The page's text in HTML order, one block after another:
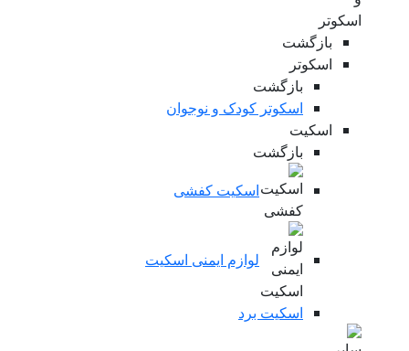
بازگشت
اسکوتر
بازگشت
اسکوتر کودک و نوجوان
اسکیت
بازگشت
اسکیت کفشی
لوازم ایمنی اسکیت
اسکیت برد